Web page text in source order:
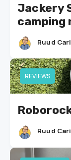
Jackery
Ruud
REVIEWS
Ruud